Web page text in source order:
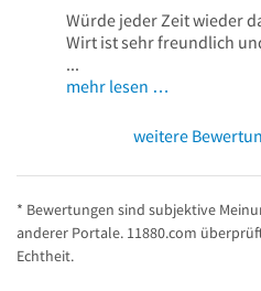
Würde jeder Zeit wieder
Wirt ist sehr freundlich
...
mehr lesen …
weitere
* Bewertungen sind subjektive
anderer Portale. 11880.com
Echtheit.